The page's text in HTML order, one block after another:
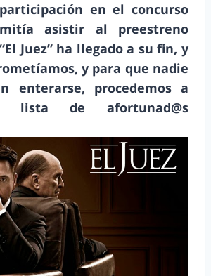
en el concurso
asistir al preestreno
Juez” ha llegado a su fin, y
y para que nadie
enterarse, procedemos a
lista de afortunad@s